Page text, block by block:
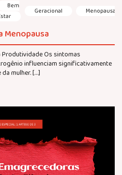
Bem
Geracional Menopausa
Menopausa
Os sintomas
influenciam significativamente
mulher. […]